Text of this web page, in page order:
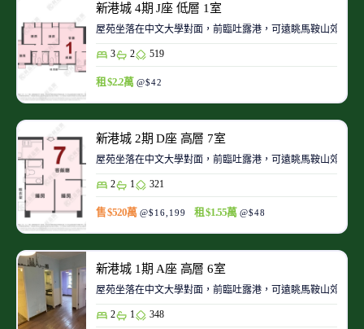
新港城 4期 J座 低層 1室
屋苑坐落在中文大學對面，前臨吐露港，可遠眺馬鞍山郊野
3 2 519
租 $2.2萬 @$42
新港城 2期 D座 高層 7室
屋苑坐落在中文大學對面，前臨吐露港，可遠眺馬鞍山郊野
2 1 321
售 $520萬 @$16,199 租 $1.55萬 @$48
新港城 1期 A座 高層 6室
屋苑坐落在中文大學對面，前臨吐露港，可遠眺馬鞍山郊野
2 1 348